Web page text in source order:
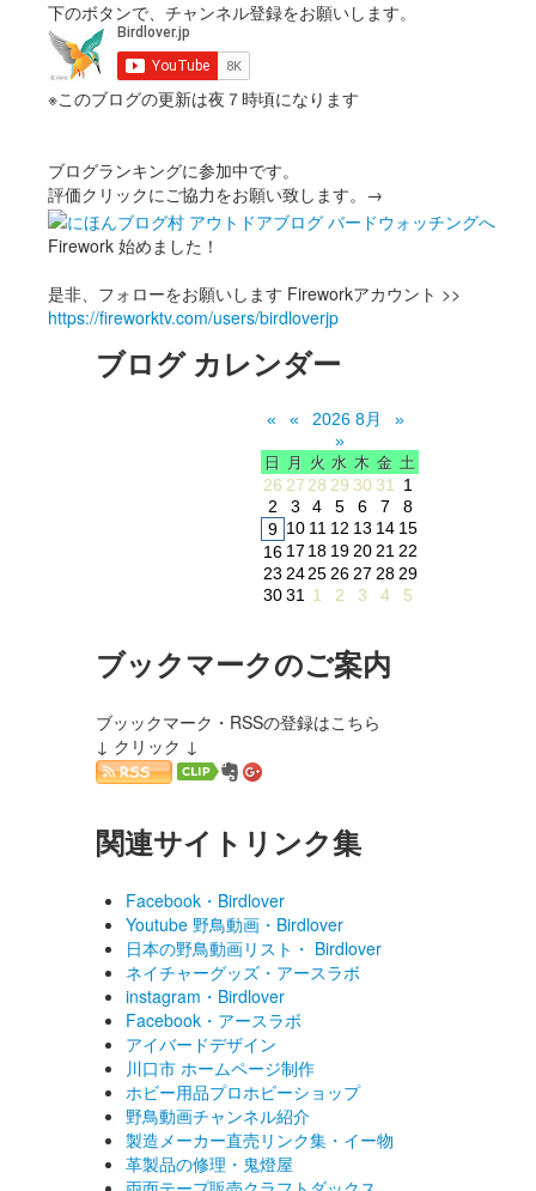
下のボタンで、チャンネル登録をお願いします。
※このブログの更新は夜７時頃になります
ブログランキングに参加中です。
評価クリックにご協力をお願い致します。→
Firework 始めました！
是非、フォローをお願いします Fireworkアカウント >>
https://fireworktv.com/users/birdloverjp
ブログ カレンダー
« « 2026 8月
»
»
日 月 火 水 木 金 土
26 27 28 29 30 31
1
2
3 4 5 6 7
8
9 10 11 12 13 14 15
16 17 18 19 20 21 22
23 24 25 26 27 28 29
30 31 1 2 3 4 5
ブックマークのご案内
ブッックマーク・RSSの登録はこちら
↓ クリック ↓
関連サイトリンク集
Facebook・Birdlover
Youtube 野鳥動画・Birdlover
日本の野鳥動画リスト・ Birdlover
ネイチャーグッズ・アースラボ
instagram・Birdlover
Facebook・アースラボ
アイバードデザイン
川口市 ホームページ制作
ホビー用品プロホビーショップ
野鳥動画チャンネル紹介
製造メーカー直売リンク集・イー物
革製品の修理・鬼燈屋